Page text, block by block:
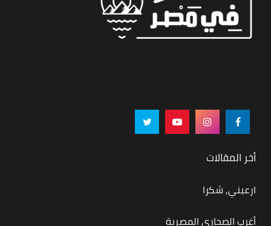
أخر المقالات
ارعبني, شكرا
أغرب الصحاري المصرية